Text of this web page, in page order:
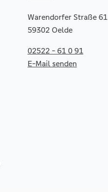
Warendorfer Straße 61
59302 Oelde
02522 - 61 0 91
E-Mail senden